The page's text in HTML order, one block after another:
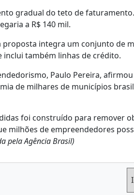
gradual do teto de
a R$ 140 mil.
proposta integra um conjunto de
inclui também linhas de crédito.
Paulo Pereira,
de milhares de municípios
foi construído para remover
milhões de empreendedores
pela Agência Brasil)